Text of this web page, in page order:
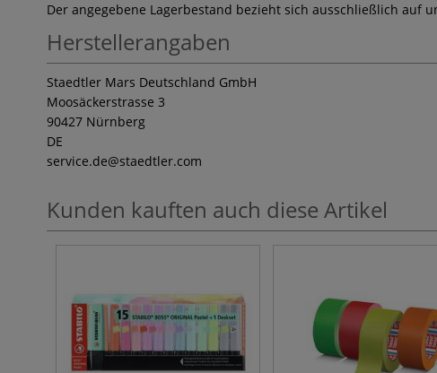
Der angegebene Lagerbestand bezieht sich ausschließlich auf
Herstellerangaben
Staedtler Mars Deutschland GmbH
Moosäckerstrasse 3
90427 Nürnberg
DE
service.de@staedtler.com
Kunden kauften auch diese Artikel